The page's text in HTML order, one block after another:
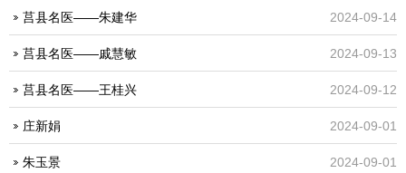
莒县名医——朱建华 2024-09-14
莒县名医——戚慧敏 2024-09-13
莒县名医——王桂兴 2024-09-12
庄新娟 2024-09-01
朱玉景 2024-09-01